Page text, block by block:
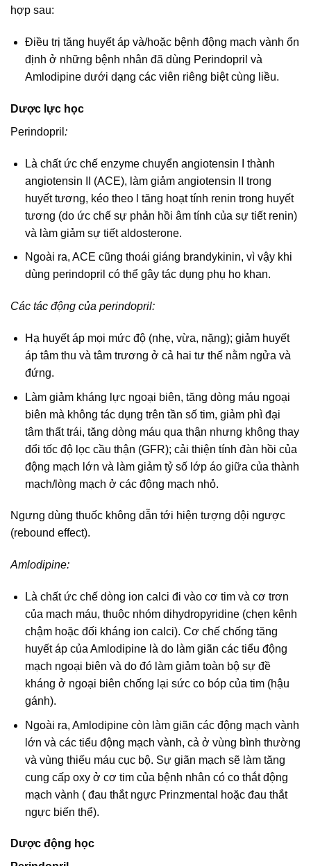
hợp sau:
Ðiều trị tăng huyết áp và/hoặc bệnh động mạch vành ổn
định ở những bệnh nhân đã dùng Perindopril và
Amlodipine dưới dạng các viên riêng biệt cùng liều.
Dược lực học
Perindopril :
Là chất ức chế enzyme chuyển angiotensin I thành
angiotensin II (ACE), làm giảm angiotensin II trong
huyết tương, kéo theo l tăng hoạt tính renin trong huyết
tương (do ức chế sự phản hồi âm tính của sự tiết renin)
và làm giảm sự tiết aldosterone.
Ngoài ra, ACE cũng thoái giáng brandykinin, vì vậy khi
dùng perindopril có thể gây tác dụng phụ ho khan.
Các tác động của perindopril:
Hạ huyết áp mọi mức độ (nhẹ, vừa, nặng); giảm huyết
áp tâm thu và tâm trương ở cả hai tư thế nằm ngửa và
đứng.
Làm giảm kháng lực ngoại biên, tăng dòng máu ngoại
biên mà không tác dụng trên tần số tim, giảm phì đại
tâm thất trái, tăng dòng máu qua thận nhưng không thay
đổi tốc độ lọc cầu thận (GFR); cải thiện tính đàn hồi của
động mạch lớn và làm giảm tỷ số lớp áo giữa của thành
mạch/lòng mạch ở các động mạch nhỏ.
Ngưng dùng thuốc không dẫn tới hiện tượng dội ngược
(rebound effect).
Amlodipine:
Là chất ức chế dòng ion calci đi vào cơ tim và cơ trơn
của mạch máu, thuộc nhóm dihydropyridine (chẹn kênh
chậm hoặc đối kháng ion calci). Cơ chế chống tăng
huyết áp của Amlodipine là do làm giãn các tiểu động
mạch ngoại biên và do đó làm giảm toàn bộ sự đề
kháng ở ngoại biên chống lại sức co bóp của tim (hậu
gánh).
Ngoài ra, Amlodipine còn làm giãn các động mạch vành
lớn và các tiểu động mạch vành, cả ở vùng bình thường
và vùng thiếu máu cục bộ. Sự giãn mạch sẽ làm tăng
cung cấp oxy ở cơ tim của bệnh nhân có co thắt động
mạch vành ( đau thắt ngực Prinzmental hoặc đau thắt
ngực biến thể).
Dược động học